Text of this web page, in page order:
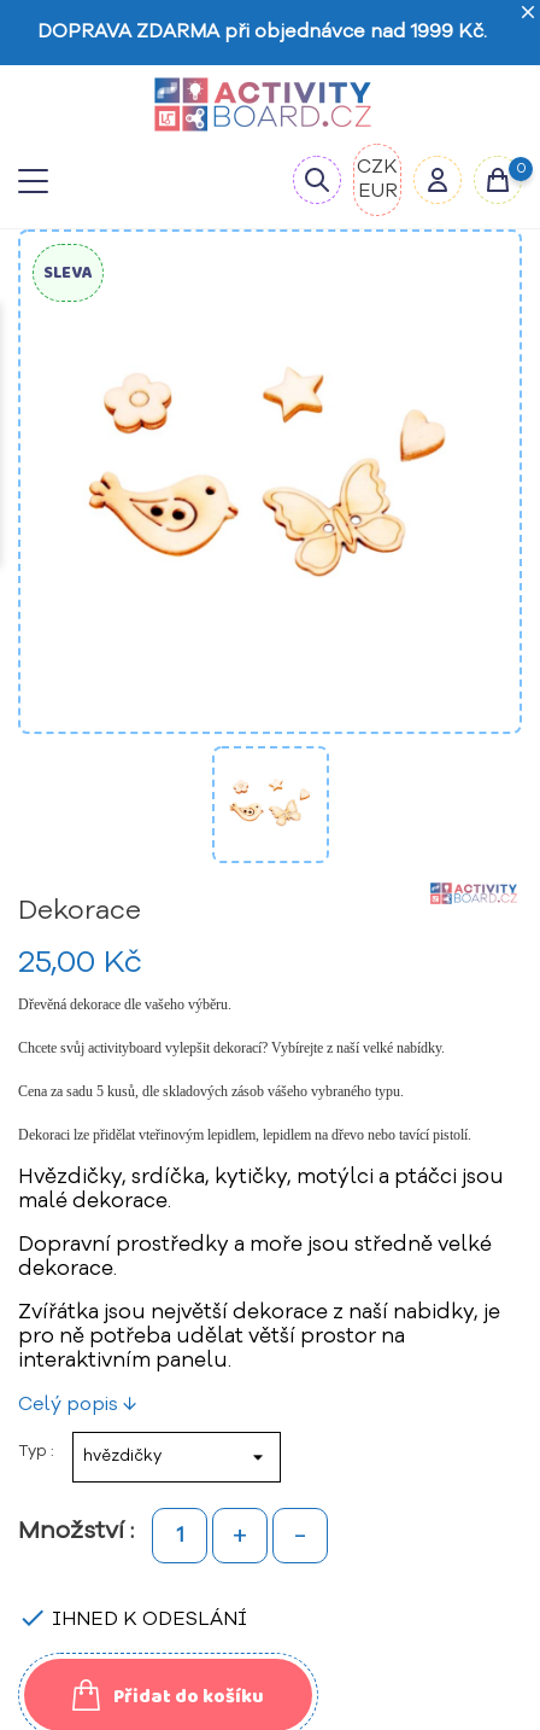
DOPRAVA ZDARMA při objednávce nad 1999 Kč.
CZK
EUR
0
SLEVA
Dekorace
25,00 Kč
Dřevěná dekorace dle vašeho výběru.
Chcete svůj activityboard vylepšit dekorací? Vybírejte z naší velké nabídky.
Cena za sadu 5 kusů, dle skladových zásob vášeho vybraného typu.
Dekoraci lze přidělat vteřinovým lepidlem, lepidlem na dřevo nebo tavící pistolí.
Hvězdičky, srdíčka, kytičky, motýlci a ptáčci jsou
malé dekorace.
Dopravní prostředky a moře jsou středně velké
dekorace.
Zvířátka jsou největší dekorace z naší nabidky, je
pro ně potřeba udělat větší prostor na
interaktivním panelu.
Celý popis ↓
Typ :
Množství : + -
 IHNED K ODESLÁNÍ
Přidat do košíku